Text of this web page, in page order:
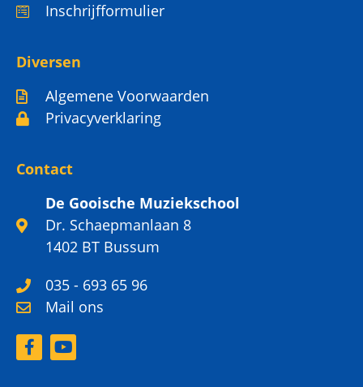
Inschrijfformulier
Diversen
Algemene Voorwaarden
Privacyverklaring
Contact
De Gooische Muziekschool
Dr. Schaepmanlaan 8
1402 BT Bussum
035 - 693 65 96
Mail ons